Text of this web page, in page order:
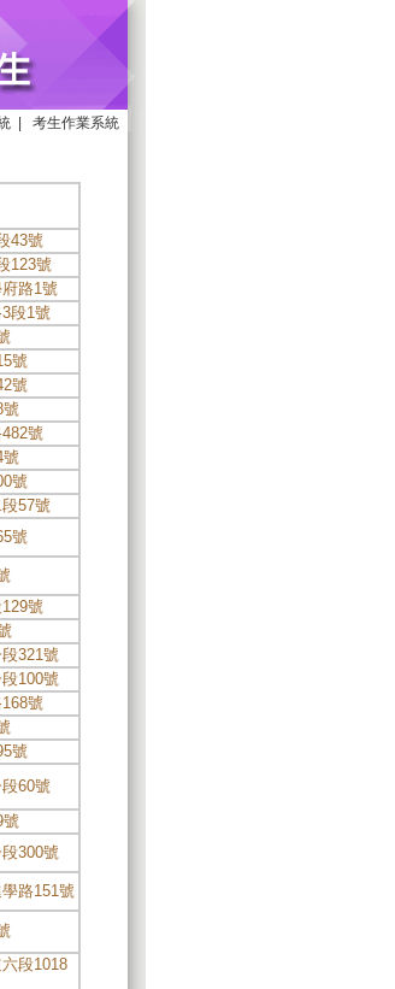
考生作業系統
43號
123號
路1號
段1號
號
號
號
號
號
號
57號
號
號
321號
100號
號
號
60號
號
300號
路151號
段1018